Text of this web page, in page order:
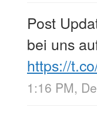
Post
bei uns
https://
1:16 PM,